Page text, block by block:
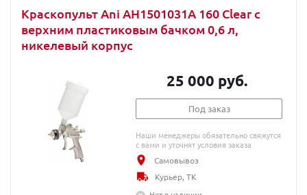
Краскопульт Ani AH1501031A 160 Clear с
верхним пластиковым бачком 0,6 л,
никелевый корпус
25 000 руб.
Под заказ
Наши менеджеры обязательно свяжутся
с вами и уточнят условия заказа
Самовывоз
Курьер, ТК